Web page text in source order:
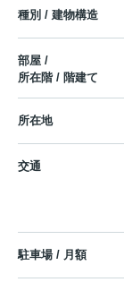
種別 / 建物構造
部屋 /
所在階 / 階建て
所在地
交通
駐車場 / 月額